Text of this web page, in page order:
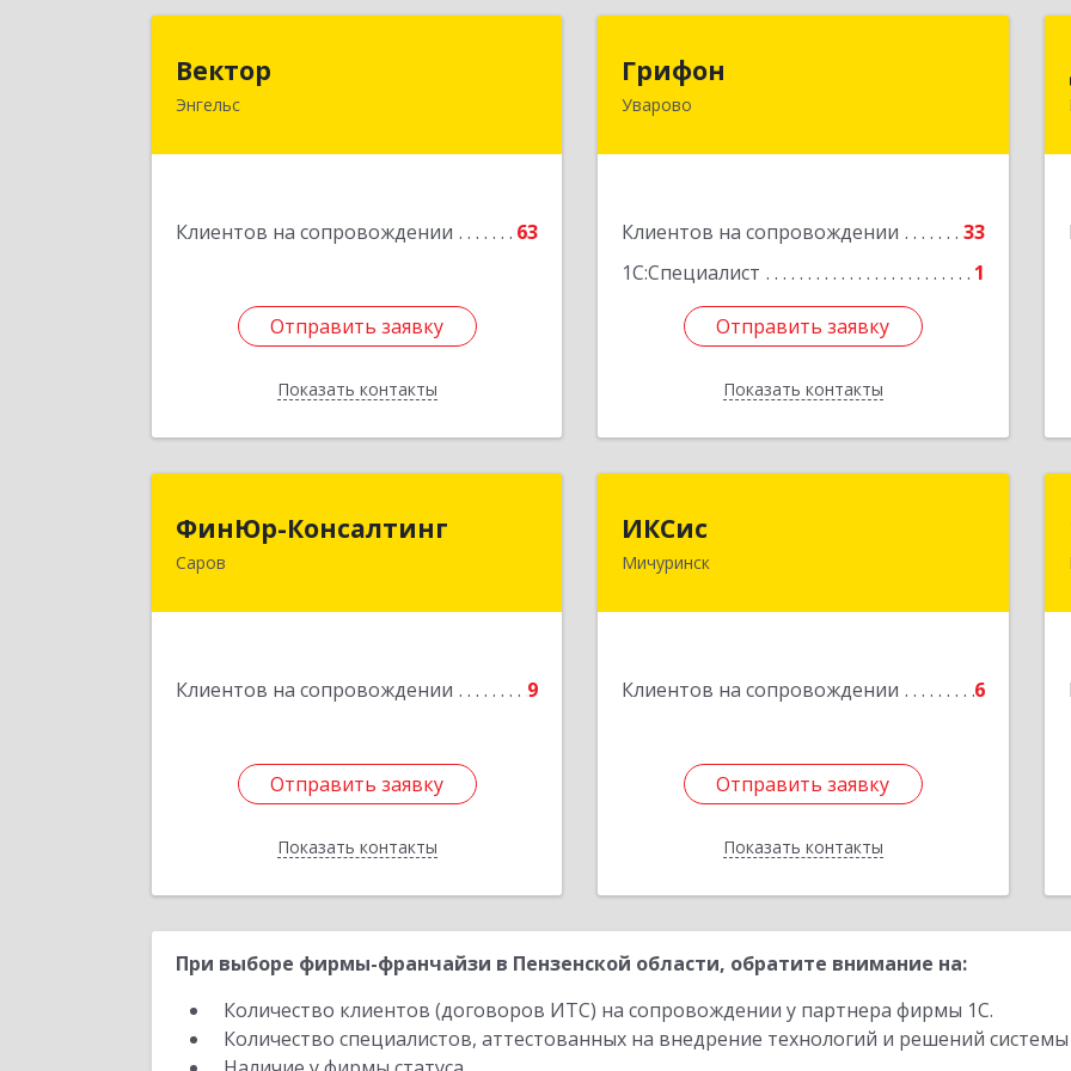
Вектор
Энгельс
Клиентов на сопровождении 63
Отправить заявку
Показать контакты
413107, Саратовская обл, Энгельс г,
Подробнее
Отправить заявку
Назад
Грифон
Уварово
Клиентов на сопровождении
33
1С:Специалист
1
Отправить заявку
Показать контакты
393461, Тамбовская обл, Уварово г,
Отправить заявку
Назад
ФинЮр-Консалтинг
Саров
Клиентов на сопровождении 9
Отправить заявку
Показать контакты
607190, Нижегородская обл, Саров г,
Отправить заявку
Назад
ИКСис
Мичуринск
Клиентов на сопровождении 6
Отправить заявку
Показать контакты
393761, Тамбовская обл, Мичуринск г,
Отправить заявку
Назад
При выборе фирмы-франчайзи в Пензенской области, обратите внимание на:
Количество клиентов (договоров ИТС) на сопровождении у партнера фирмы 1С.
Количество специалистов, аттестованных на внедрение технологий и решений